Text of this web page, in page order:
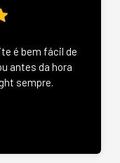
é bem fácil de
antes da hora
sempre.